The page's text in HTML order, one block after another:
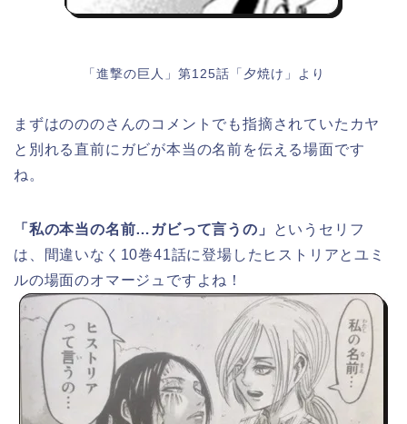
「進撃の巨人」第125話「夕焼け」より
まずはのののさんのコメントでも指摘されていたカヤ
と別れる直前にガビが本当の名前を伝える場面です
ね。
「私の本当の名前…ガビって言うの」
というセリフ
は、間違いなく10巻41話に登場したヒストリアとユミ
ルの場面のオマージュですよね！